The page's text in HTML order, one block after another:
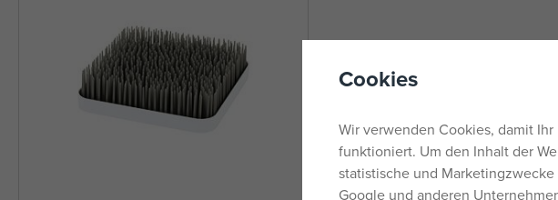
Cookies
Wir verwenden Cookies, damit
funktioniert. Um den Inhalt der
statistische und
Google und anderen